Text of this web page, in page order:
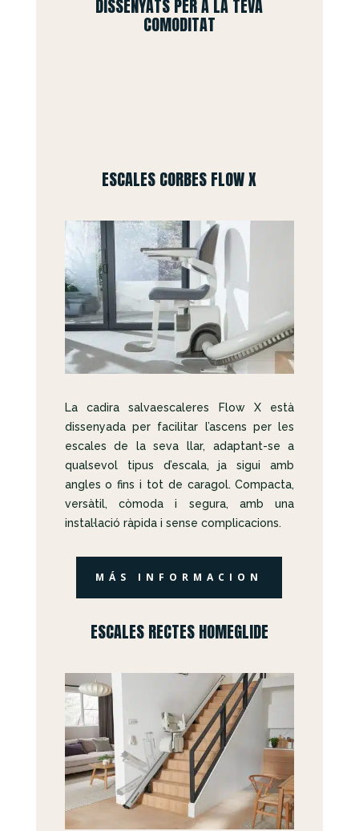
DISSENYATS PER A LA TEVA
COMODITAT
ESCALES CORBES FLOW X
La cadira salvaescaleres Flow X està
dissenyada per facilitar l’ascens per les
escales de la seva llar, adaptant-se a
qualsevol tipus d’escala, ja sigui amb
angles o fins i tot de caragol. Compacta,
versàtil, còmoda i segura, amb una
instal·lació ràpida i sense complicacions.
MÁS INFORMACION
ESCALES RECTES HOMEGLIDE